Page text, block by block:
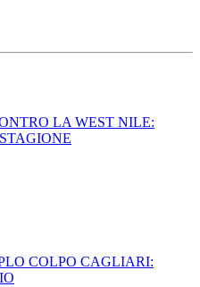
LA WEST NILE:
COLPO CAGLIARI: